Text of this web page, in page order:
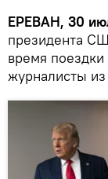
ЕРЕВАН, 30
президента
время
журналисты